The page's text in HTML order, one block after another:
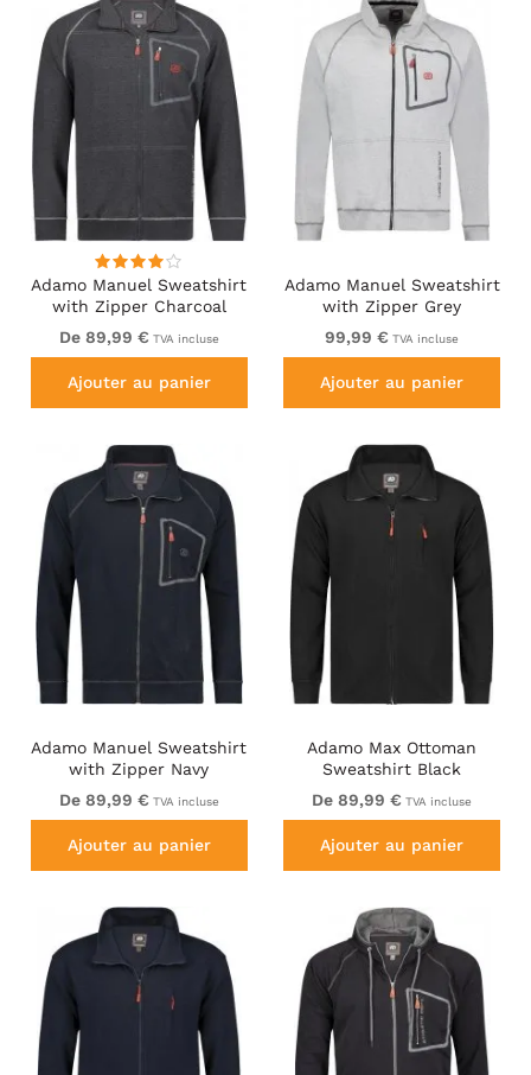
Adamo Manuel Sweatshirt
with Zipper Charcoal
De 89,99 € TVA incluse
Ajouter au panier
Adamo Manuel Sweatshirt
with Zipper Grey
99,99 € TVA incluse
Ajouter au panier
Adamo Manuel Sweatshirt
with Zipper Navy
De 89,99 € TVA incluse
Ajouter au panier
Adamo Max Ottoman
Sweatshirt Black
De 89,99 € TVA incluse
Ajouter au panier